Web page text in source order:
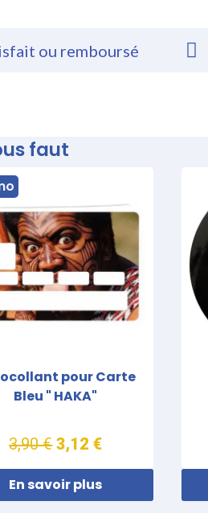
ou remboursé
faut
pour Carte
Bleu " HAKA"
3,90 € 3,12 €
En savoir plus